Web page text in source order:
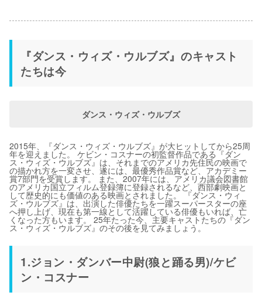
『ダンス・ウィズ・ウルブズ』のキャスト
たちは今
ダンス・ウィズ・ウルブズ
2015年、『ダンス・ウィズ・ウルブズ』が大ヒットしてから25周
年を迎えました。 ケビン・コスナーの初監督作品である『ダン
ス・ウィズ・ウルブズ』は、それまでのアメリカ先住民の映画で
の描かれ方を一変させ、遂には、最優秀作品賞など、アカデミー
賞7部門を受賞します。 また、2007年には、アメリカ議会図書館
のアメリカ国立フィルム登録簿に登録されるなど、西部劇映画と
して歴史的にも価値のある映画とされました。 『ダンス・ウィ
ズ・ウルブズ』は、出演した俳優たちを一躍スーパースターの座
へ押し上げ、現在も第一線として活躍している俳優もいれば、亡
くなった方もいます。 25年たった今、主要キャストたちの『ダン
ス・ウィズ・ウルブズ』のその後を見てみましょう。
1.ジョン・ダンバー中尉(狼と踊る男)/ケビ
ン・コスナー